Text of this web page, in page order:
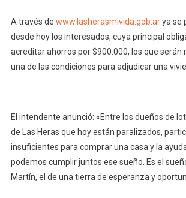
A través de www.lasherasmivida.gob.arya se
desde hoy los interesados, cuya principal
acreditar ahorros por $900.000, los que serán
una de las condiciones para adjudicar una
El intendente anunció: «Entre los dueños de
de Las Heras que hoy están paralizados,
insuficientes para comprar una casa y la
podemos cumplir juntos ese sueño. Es el
Martín, el de una tierra de esperanza y